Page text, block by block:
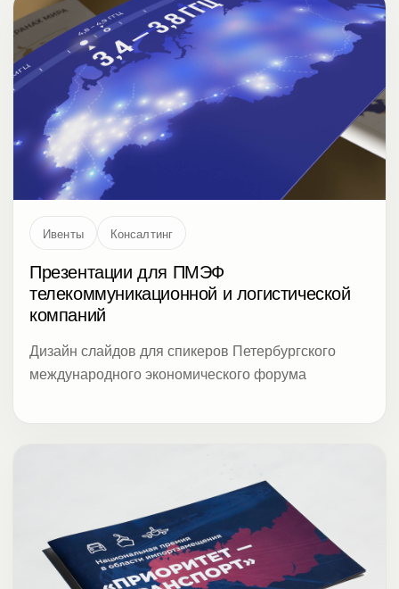
Ивенты Консалтинг
Презентации для ПМЭФ
телекоммуникационной и логистической
компаний
Дизайн слайдов для спикеров Петербургского
международного экономического форума